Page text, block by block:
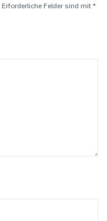
Erforderliche Felder sind mit *